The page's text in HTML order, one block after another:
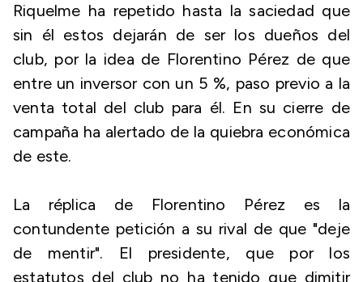
Riquelme ha repetido hasta la saciedad que
sin él estos dejarán de ser los dueños del
club, por la idea de Florentino Pérez de que
entre un inversor con un 5 %, paso previo a la
venta total del club para él. En su cierre de
campaña ha alertado de la quiebra económica
de este.
La réplica de Florentino Pérez es la
contundente petición a su rival de que "deje
de mentir". El presidente, que por los
estatutos del club no ha tenido que dimitir